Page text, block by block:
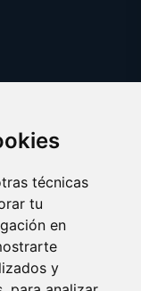
técnicas
tu
en
y